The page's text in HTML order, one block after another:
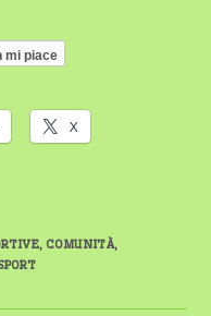
mi piace
X
, COMUNITÀ,